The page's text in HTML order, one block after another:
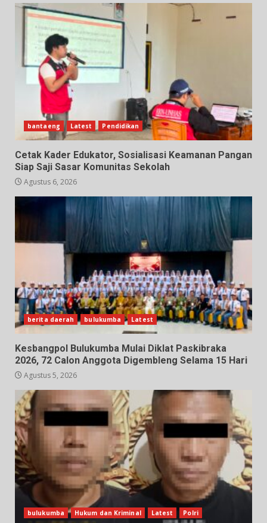
bantaeng Latest Pendidikan
Cetak Kader Edukator, Sosialisasi Keamanan Pangan
Siap Saji Sasar Komunitas Sekolah
Agustus 6, 2026
berita daerah bulukumba Latest
Kesbangpol Bulukumba Mulai Diklat Paskibraka
2026, 72 Calon Anggota Digembleng Selama 15 Hari
Agustus 5, 2026
bulukumba Hukum dan Kriminal Latest Polri